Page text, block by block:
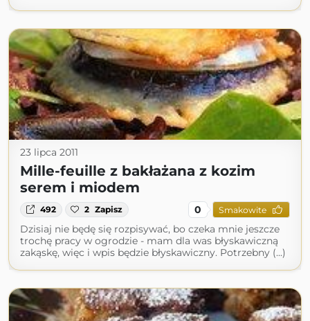
23 lipca 2011
Mille-feuille z bakłażana z kozim
serem i miodem
492 2 Zapisz 0 Smakowite
Dzisiaj nie będę się rozpisywać, bo czeka mnie jeszcze
trochę pracy w ogrodzie - mam dla was błyskawiczną
zakąskę, więc i wpis będzie błyskawiczny. Potrzebny (...)